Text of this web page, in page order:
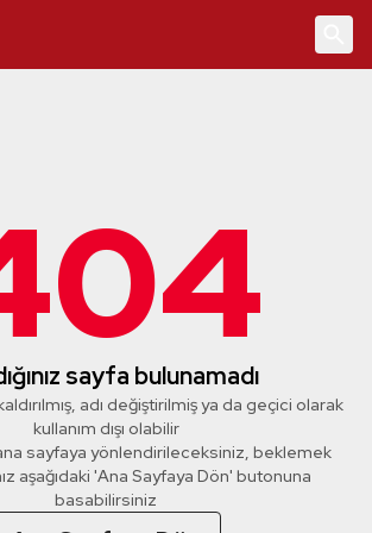
sayfa bulunamadı
adı değiştirilmiş ya da geçici olarak
kullanım dışı olabilir
sayfaya yönlendirileceksiniz, beklemek
aşağıdaki 'Ana Sayfaya Dön' butonuna
basabilirsiniz